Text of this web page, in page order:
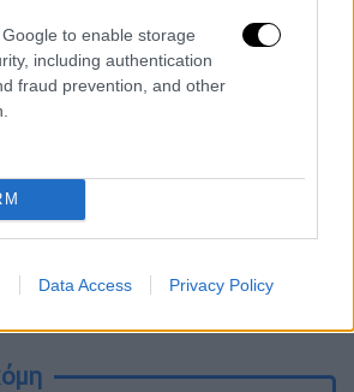
to enable storage
including authentication
fraud prevention, and other
Data Access Privacy Policy